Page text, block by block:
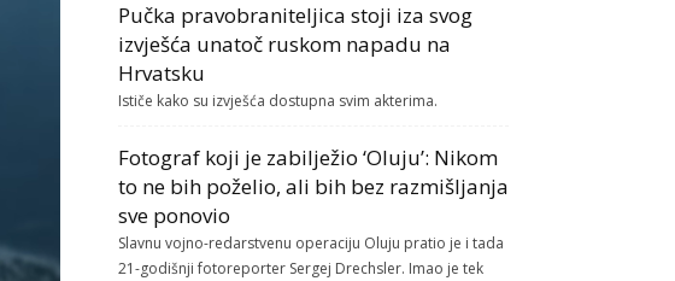
Pučka pravobraniteljica stoji iza svog
izvješća unatoč ruskom napadu na
Hrvatsku
Ističe kako su izvješća dostupna svim akterima.
Fotograf koji je zabilježio ‘Oluju’: Nikom
to ne bih poželio, ali bih bez razmišljanja
sve ponovio
Slavnu vojno-redarstvenu operaciju Oluju pratio je i tada
21-godišnji fotoreporter Sergej Drechsler. Imao je tek